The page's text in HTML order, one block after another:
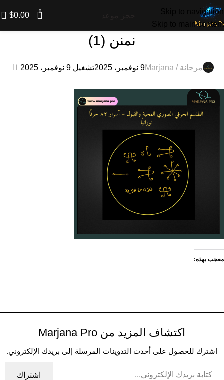
Skip to navigation
Skip to main content
0
$0.00
نمنن (1)
مرجانة / Marjana 9 نوفمبر، 2025 تشغيل 9 نوفمبر، 2025 0
معجب بهذه:
اكتشاف المزيد من Marjana Pro
اشترك للحصول على أحدث التدوينات المرسلة إلى بريدك الإلكتروني.
اشتراك